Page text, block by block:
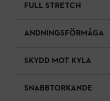
FULL STRETCH
ANDNINGSFÖRMÅGA
SKYDD MOT KYLA
SNABBTORKANDE